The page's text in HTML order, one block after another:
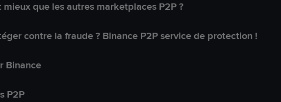
que les autres marketplaces P2P ?
contre la fraude ? Binance P2P service de protection !
Binance
P2P